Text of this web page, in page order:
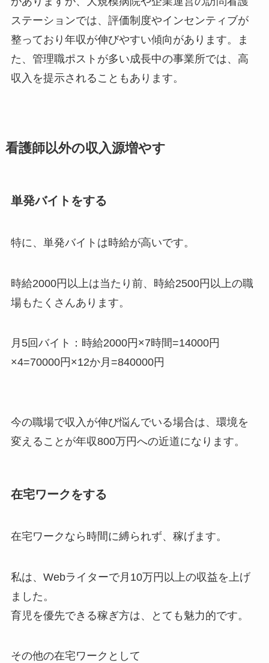
ステーションでは、評価制度やインセンティブが
整っており年収が伸びやすい傾向があります。ま
た、管理職ポストが多い成長中の事業所では、高
収入を提示されることもあります。
看護師以外の収入源増やす
単発バイトをする
特に、単発バイトは時給が高いです。
時給2000円以上は当たり前、時給2500円以上の職
場もたくさんあります。
月5回バイト：時給2000円×7時間=14000円
×4=70000円×12か月=840000円
今の職場で収入が伸び悩んでいる場合は、環境を
変えることが年収800万円への近道になります。
在宅ワークをする
在宅ワークなら時間に縛られず、稼げます。
私は、Webライターで月10万円以上の収益を上げ
ました。
育児を優先できる稼ぎ方は、とても魅力的です。
その他の在宅ワークとして